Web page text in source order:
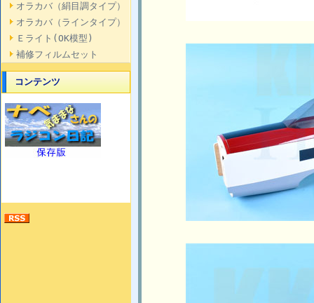
オラカバ（絹目調タイプ）
オラカバ（ラインタイプ）
Ｅライト(OK模型)
補修フィルムセット
コンテンツ